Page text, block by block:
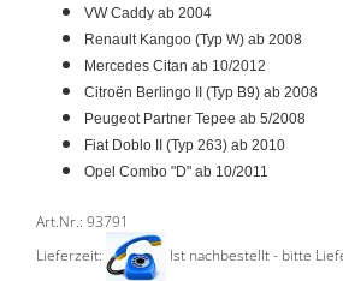
VW Caddy ab 2004
Renault Kangoo (Typ W) ab 2008
Mercedes Citan ab 10/2012
Citroën Berlingo II (Typ B9) ab 2008
Peugeot Partner Tepee ab 5/2008
Fiat Doblo II (Typ 263) ab 2010
Opel Combo "D" ab 10/2011
Art.Nr.: 93791
Lieferzeit:
Ist nachbestellt - bitte